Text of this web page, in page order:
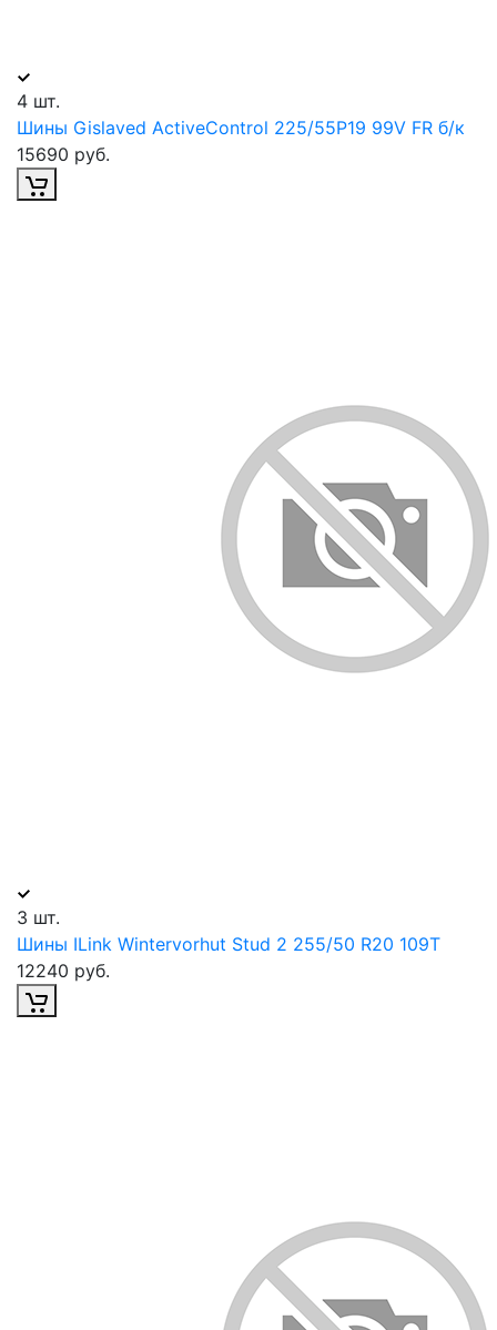
4 шт.
Шины Gislaved ActiveControl 225/55Р19 99V FR б/к
15690 руб.
3 шт.
Шины ILink Wintervorhut Stud 2 255/50 R20 109T
12240 руб.